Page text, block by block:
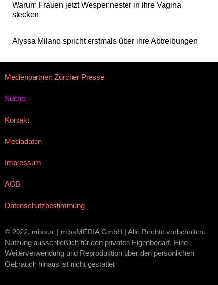
Warum Frauen jetzt Wespennester in ihre Vagina
stecken
Alyssa Milano spricht erstmals über ihre Abtreibungen
Medienpartner: Zürcher Presse
Suche
Kontakt
Mediadaten
Impressum
AGB
Datenschutzbestimmung
© 2022, miss.at | missMEDIA GmbH | Alle Rechte vorbehalten.
Nutzung ausschließlich für den privaten Eigenbedarf. Eine
Weiterverwendung und Reproduktion über den persönlichen
Gebrauch hinaus ist nicht gestattet